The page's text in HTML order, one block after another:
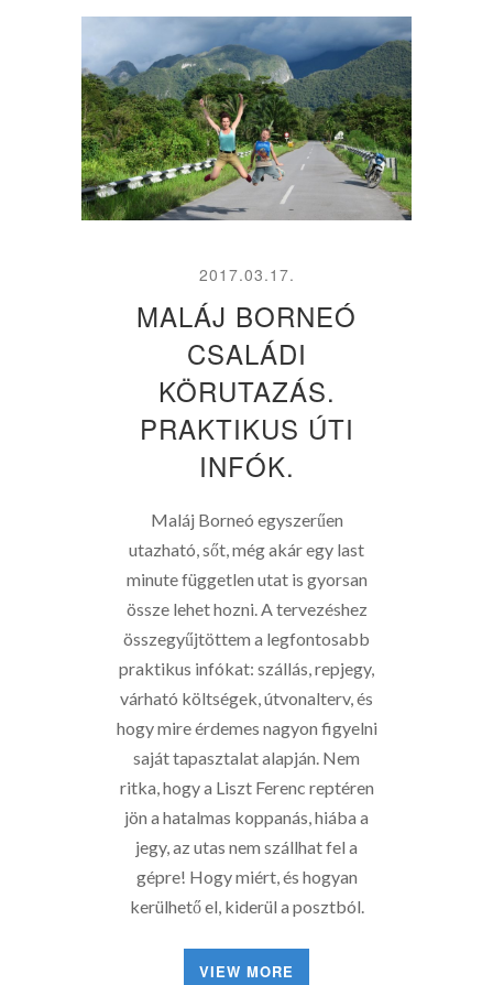
2017.03.17.
MALÁJ BORNEÓ
CSALÁDI
KÖRUTAZÁS.
PRAKTIKUS ÚTI
INFÓK.
Maláj Borneó egyszerűen
utazható, sőt, még akár egy last
minute független utat is gyorsan
össze lehet hozni. A tervezéshez
összegyűjtöttem a legfontosabb
praktikus infókat: szállás, repjegy,
várható költségek, útvonalterv, és
hogy mire érdemes nagyon figyelni
saját tapasztalat alapján. Nem
ritka, hogy a Liszt Ferenc reptéren
jön a hatalmas koppanás, hiába a
jegy, az utas nem szállhat fel a
gépre! Hogy miért, és hogyan
kerülhető el, kiderül a posztból.
VIEW MORE